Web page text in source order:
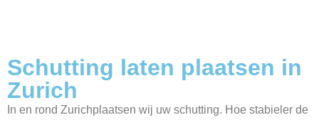
Schutting laten plaatsen in
Zurich
In en rond Zurichplaatsen wij uw schutting. Hoe stabieler de